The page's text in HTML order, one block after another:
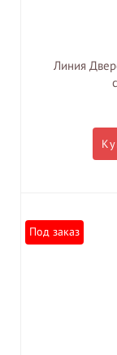
Линия
Под заказ